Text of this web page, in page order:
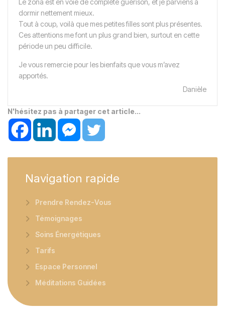
Le zona est en voie de complète guérison, et je parviens à
dormir nettement mieux.
Tout à coup, voilà que mes petites filles sont plus présentes.
Ces attentions me font un plus grand bien, surtout en cette
période un peu difficile.
Je vous remercie pour les bienfaits que vous m’avez
apportés.
Danièle
N'hésitez pas à partager cet article...
Navigation rapide
Prendre Rendez-Vous
Témoignages
Soins Énergétiques
Tarifs
Espace Personnel
Méditations Guidées